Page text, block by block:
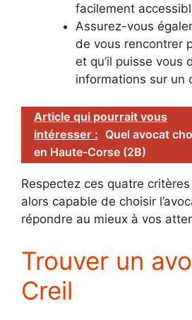
facilement
Assurez-vous
de vous rencontrer
et qu’il puisse vous
informations sur un
Article qui pourrait vous
intéresser : Quel avocat
en Haute-Corse (2B)
Respectez ces quatre
alors capable de choisir
répondre au mieux à vos
Trouver un
Creil